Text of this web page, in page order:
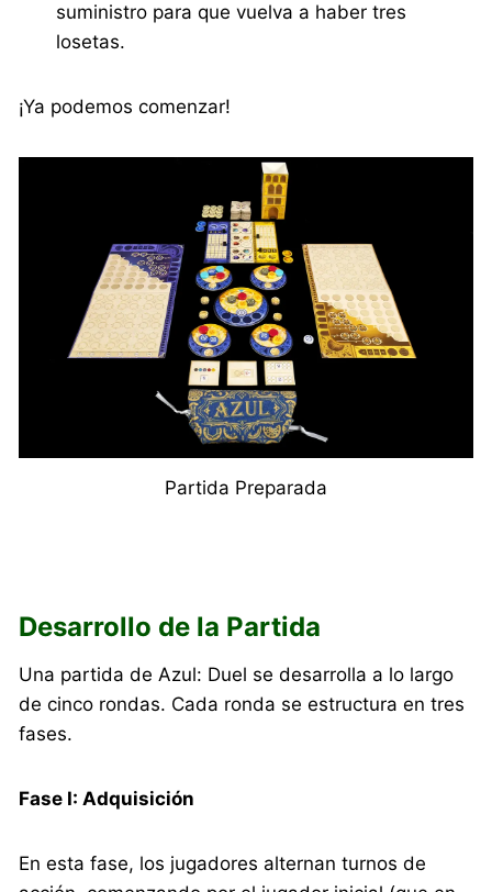
suministro para que vuelva a haber tres
losetas.
¡Ya podemos comenzar!
Partida Preparada
Desarrollo de la Partida
Una partida de Azul: Duel se desarrolla a lo largo
de cinco rondas. Cada ronda se estructura en tres
fases.
Fase I: Adquisición
En esta fase, los jugadores alternan turnos de